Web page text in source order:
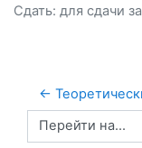
Сдать: для сдачи
←
Перейти на...